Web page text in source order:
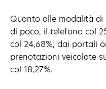
Quanto alle modalità di
di poco, il telefono col
col 24,68%, dai portali
prenotazioni veicolate
col 18,27%.